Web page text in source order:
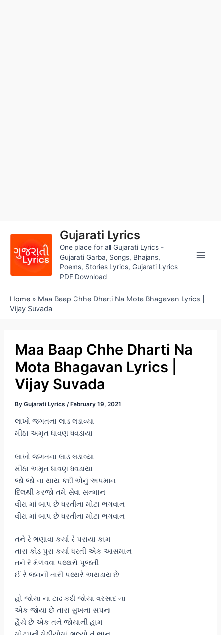
content
Gujarati Lyrics
One place for all Gujarati Lyrics -
Gujarati Garba, Songs, Bhajans,
Poems, Stories Lyrics, Gujarati Lyrics
PDF Download
Home » Maa Baap Chhe Dharti Na Mota Bhagavan Lyrics |
Vijay Suvada
Maa Baap Chhe Dharti Na
Mota Bhagavan Lyrics |
Vijay Suvada
By Gujarati Lyrics / February 19, 2021
લાખો જગતના લાડ લડાવ્યા
મીઠા અમૃત ધાવણ ધવડાયા
લાખો જગતના લાડ લડાવ્યા
મીઠા અમૃત ધાવણ ધવડાયા
જો જો ના થાય કદી એનું અપમાન
દિલથી કરજો તમે સેવા સન્માન
વીરા માં બાપ છે ધરતીના મોટા ભગવાન
વીરા માં બાપ છે ધરતીના મોટા ભગવાન
તને રે ભણાવા કર્યા રે પરાયા કામ
તારા કોડ પુરા કર્યા ધરતી એક આસમાન
તને રે મેળવવા પથ્થરો પૂજતી
ઈ રે જનની તારી પથ્થરે અથડાય છે
હો જોયા ના ટાઢ કદી જોયા વરસાદ ના
એક જોયા છે તારા સુખના સપના
હૈયે છે એક તને જોયાની હામ